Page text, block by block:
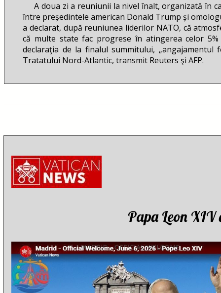
Papa Leon
A doua zi a reuniunii la nivel înalt, organizată în
între președintele american Donald Trump și
a declarat, după reuniunea liderilor NATO, că
că multe state fac progrese în atingerea celor
declaraţia de la finalul summitului,
Tratatului Nord-Atlantic, transmit Reuters şi AFP.